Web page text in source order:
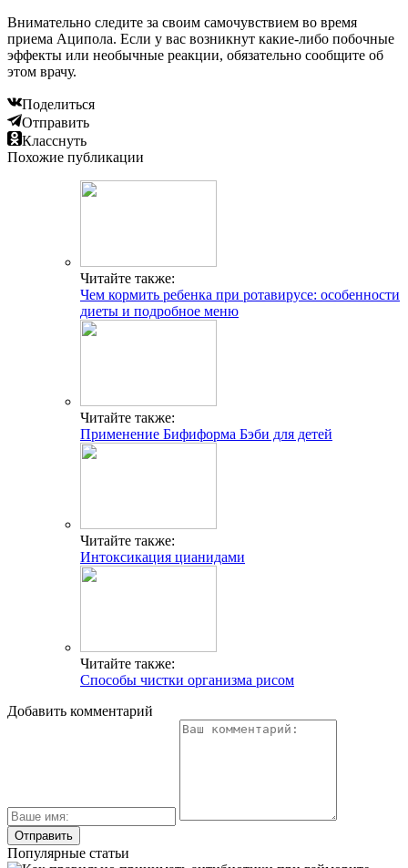
Внимательно следите за своим самочувствием во время
приема Аципола. Если у вас возникнут какие-либо побочные
эффекты или необычные реакции, обязательно сообщите об
этом врачу.
Поделиться
Отправить
Класснуть
Похожие публикации
Читайте также:
Чем кормить ребенка при ротавирусе: особенности
диеты и подробное меню
Читайте также:
Применение Бифиформа Бэби для детей
Читайте также:
Интоксикация цианидами
Читайте также:
Способы чистки организма рисом
Добавить комментарий
Популярные статьи